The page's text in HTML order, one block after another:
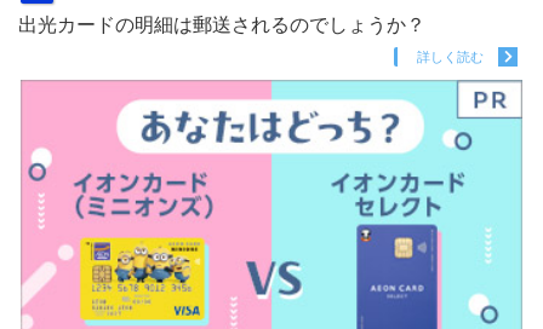
出光カードの明細は郵送されるのでしょうか？
詳しく読む